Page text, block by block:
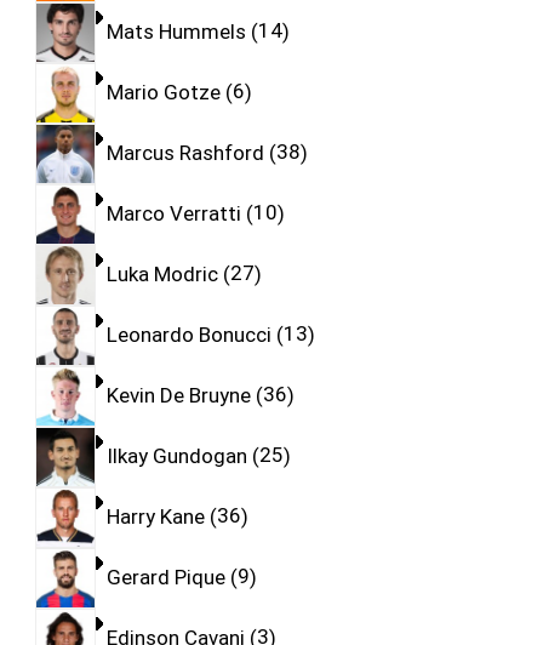
Mats Hummels 14
Mario Gotze 6
Marcus Rashford 38
Marco Verratti 10
Luka Modric 27
Leonardo Bonucci 13
Kevin De Bruyne 36
Ilkay Gundogan 25
Harry Kane 36
Gerard Pique 9
Edinson Cavani 3